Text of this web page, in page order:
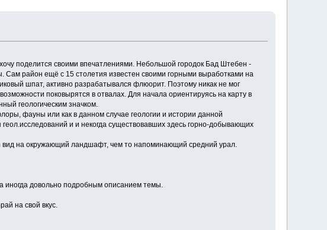
поделится своими впечатлениями. Небольшой городок Бад Штебен -
район ещё с 15 столетия известен своими горными выработками на
шпат, активно разрабатывался флюорит. Поэтому никак не мог
поковырятся в отвалах. Для начала ориентируясь на карту в
геологическим значком.
фауны или как в данном случае геологии и истории данной
и и некогда существовавших здесь горно-добывающих
вид на окружающий ландшафт, чем то напоминающий средний урал.
иногда довольно подробным описанием темы.
на свой вкус.